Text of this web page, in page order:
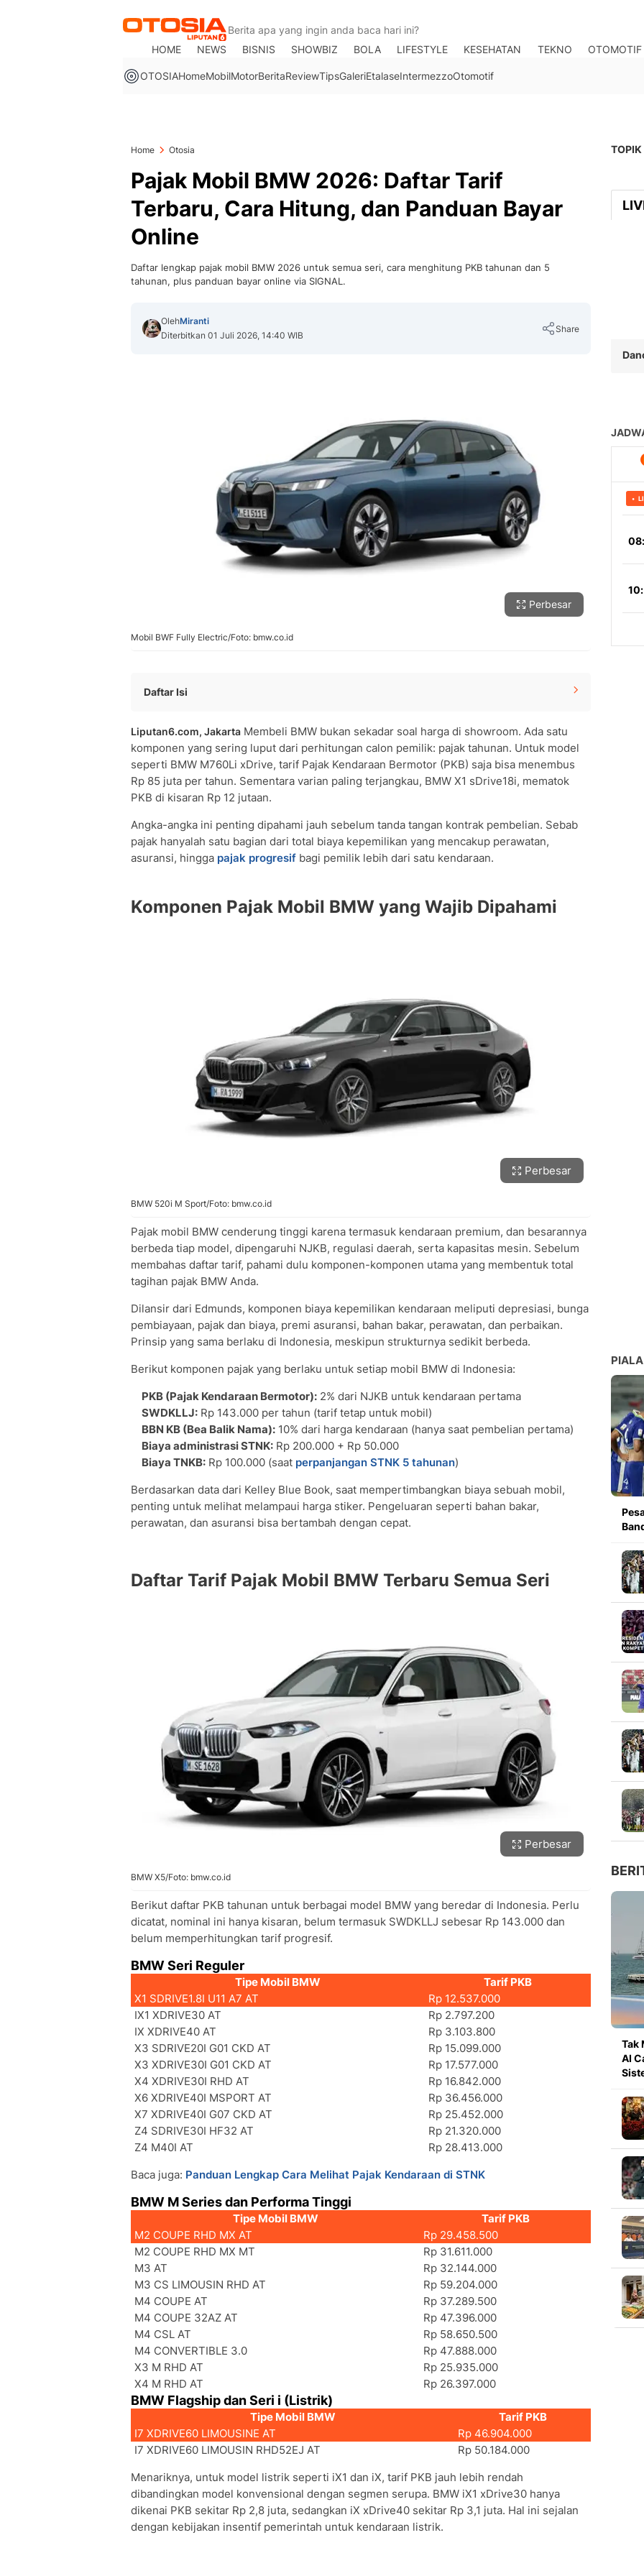
HOME
NEWS BISNIS SHOWBIZ BOLA LIFESTYLE KESEHATAN TEKNO OTOMOTIF
OTOSIAHomeMobilMotorBeritaReviewTipsGaleriEtalaseIntermezzoOtomotif
Home Otosia
Pajak Mobil BMW 2026: Daftar Tarif
Terbaru, Cara Hitung, dan Panduan Bayar
Online
Daftar lengkap pajak mobil BMW 2026 untuk semua seri, cara menghitung PKB tahunan dan 5
tahunan, plus panduan bayar online via SIGNAL.
OlehMiranti
Diterbitkan 01 Juli 2026, 14:40 WIB
Share
Perbesar
Mobil BWF Fully Electric/Foto: bmw.co.id
Daftar Isi
Daftar Tarif Pajak Mobil BMW Terbaru Semua Seri
• BMW Seri Reguler
• BMW M Series dan Performa Tinggi
• BMW Flagship dan Seri i (Listrik)
Cara Menghitung Pajak Mobil BMW Baru vs Tahun Berikutnya
• Pajak Pembelian Pertama
• Pajak Tahun Kedua dan Seterusnya
Dampak Pajak Progresif untuk Kolektor BMW
Harga BMW Indonesia 2026 sebagai Basis Perhitungan Pajak
Perbandingan Biaya Perawatan BMW dengan Merek Mewah Lain
Pertanyaan Seputar Pajak Mobil BMW
• Berapa pajak tahunan BMW 320i terbaru?
• Apakah pajak BMW listrik lebih murah dari BMW konvensional?
• Bagaimana cara mengetahui besaran pajak BMW tanpa ke Samsat?
Liputan6.com, Jakarta Membeli BMW bukan sekadar soal harga di showroom. Ada satu
komponen yang sering luput dari perhitungan calon pemilik: pajak tahunan. Untuk model
seperti BMW M760Li xDrive, tarif Pajak Kendaraan Bermotor (PKB) saja bisa menembus
Rp 85 juta per tahun. Sementara varian paling terjangkau, BMW X1 sDrive18i, mematok
PKB di kisaran Rp 12 jutaan.
Angka-angka ini penting dipahami jauh sebelum tanda tangan kontrak pembelian. Sebab
pajak hanyalah satu bagian dari total biaya kepemilikan yang mencakup perawatan,
asuransi, hingga pajak progresif bagi pemilik lebih dari satu kendaraan.
Komponen Pajak Mobil BMW yang Wajib Dipahami
Perbesar
BMW 520i M Sport/Foto: bmw.co.id
Pajak mobil BMW cenderung tinggi karena termasuk kendaraan premium, dan besarannya
berbeda tiap model, dipengaruhi NJKB, regulasi daerah, serta kapasitas mesin. Sebelum
membahas daftar tarif, pahami dulu komponen-komponen utama yang membentuk total
tagihan pajak BMW Anda.
Dilansir dari Edmunds, komponen biaya kepemilikan kendaraan meliputi depresiasi, bunga
pembiayaan, pajak dan biaya, premi asuransi, bahan bakar, perawatan, dan perbaikan.
Prinsip yang sama berlaku di Indonesia, meskipun strukturnya sedikit berbeda.
Berikut komponen pajak yang berlaku untuk setiap mobil BMW di Indonesia:
PKB (Pajak Kendaraan Bermotor): 2% dari NJKB untuk kendaraan pertama
SWDKLLJ: Rp 143.000 per tahun (tarif tetap untuk mobil)
BBN KB (Bea Balik Nama): 10% dari harga kendaraan (hanya saat pembelian pertama)
Biaya administrasi STNK: Rp 200.000 + Rp 50.000
Biaya TNKB: Rp 100.000 (saat perpanjangan STNK 5 tahunan)
Berdasarkan data dari Kelley Blue Book, saat mempertimbangkan biaya sebuah mobil,
penting untuk melihat melampaui harga stiker. Pengeluaran seperti bahan bakar,
perawatan, dan asuransi bisa bertambah dengan cepat.
Daftar Tarif Pajak Mobil BMW Terbaru Semua Seri
Perbesar
BMW X5/Foto: bmw.co.id
Berikut daftar PKB tahunan untuk berbagai model BMW yang beredar di Indonesia. Perlu
dicatat, nominal ini hanya kisaran, belum termasuk SWDKLLJ sebesar Rp 143.000 dan
belum memperhitungkan tarif progresif.
BMW Seri Reguler
Tipe Mobil BMW
Tarif PKB
X1 SDRIVE1.8I U11 A7 AT
Rp 12.537.000
IX1 XDRIVE30 AT
Rp 2.797.200
IX XDRIVE40 AT
Rp 3.103.800
X3 SDRIVE20I G01 CKD AT
Rp 15.099.000
X3 XDRIVE30I G01 CKD AT
Rp 17.577.000
X4 XDRIVE30I RHD AT
Rp 16.842.000
X6 XDRIVE40I MSPORT AT
Rp 36.456.000
X7 XDRIVE40I G07 CKD AT
Rp 25.452.000
Z4 SDRIVE30I HF32 AT
Rp 21.320.000
Z4 M40I AT
Rp 28.413.000
Baca juga: Panduan Lengkap Cara Melihat Pajak Kendaraan di STNK
BMW M Series dan Performa Tinggi
Tipe Mobil BMW
Tarif PKB
M2 COUPE RHD MX AT
Rp 29.458.500
M2 COUPE RHD MX MT
Rp 31.611.000
M3 AT
Rp 32.144.000
M3 CS LIMOUSIN RHD AT
Rp 59.204.000
M4 COUPE AT
Rp 37.289.500
M4 COUPE 32AZ AT
Rp 47.396.000
M4 CSL AT
Rp 58.650.500
M4 CONVERTIBLE 3.0
Rp 47.888.000
X3 M RHD AT
Rp 25.935.000
X4 M RHD AT
Rp 26.397.000
BMW Flagship dan Seri i (Listrik)
Tipe Mobil BMW
Tarif PKB
I7 XDRIVE60 LIMOUSINE AT
Rp 46.904.000
I7 XDRIVE60 LIMOUSIN RHD52EJ AT
Rp 50.184.000
Menariknya, untuk model listrik seperti iX1 dan iX, tarif PKB jauh lebih rendah
dibandingkan model konvensional dengan segmen serupa. BMW iX1 xDrive30 hanya
dikenai PKB sekitar Rp 2,8 juta, sedangkan iX xDrive40 sekitar Rp 3,1 juta. Hal ini sejalan
dengan kebijakan insentif pemerintah untuk kendaraan listrik.
TOPIK
Tak
AI